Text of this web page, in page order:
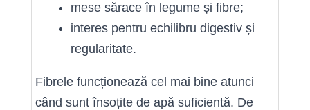
mese sărace în legume și fibre;
interes pentru echilibru digestiv și
regularitate.
Fibrele funcționează cel mai bine atunci
când sunt însoțite de apă suficientă. De